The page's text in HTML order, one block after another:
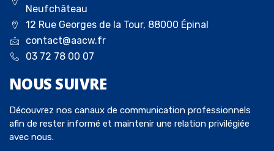
Neufchâteau
12 Rue Georges de la Tour, 88000 Épinal
contact@aacw.fr
03 72 78 00 07
NOUS SUIVRE
Découvrez nos canaux de communication professionnels
afin de rester informé et maintenir une relation privilégiée
avec nous.